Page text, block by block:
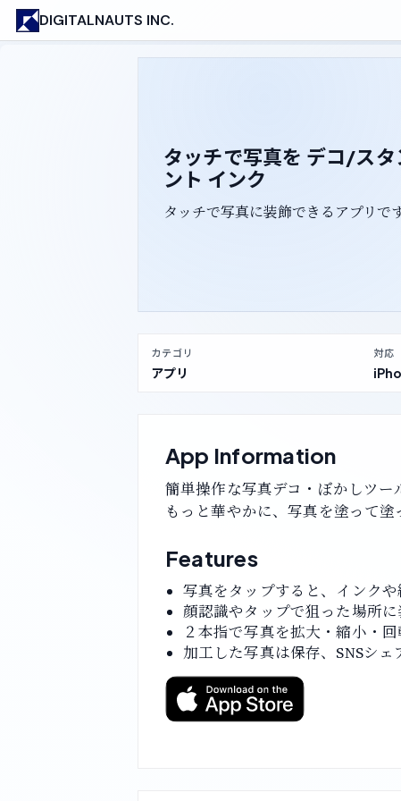
DIGITALNAUTS INC.
タッチで写真を デコ/ス
ント インク
タッチで写真に装飾できるアプリです
カテゴリ
アプリ
対応
App Information
簡単操作な写真デコ・ぼかしツ
もっと華やかに、写真を塗って塗
Features
写真をタップすると、インク
顔認識やタップで狙った場所に
２本指で写真を拡大・縮小・
加工した写真は保存、SNSシェ